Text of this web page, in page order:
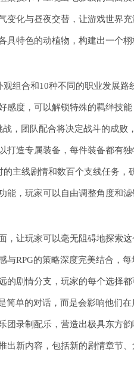
变化与昼夜交替，让游戏世界充
具特色的动植物，构建出一个栩
组合和10种不同的职业发展路
感度，可以解锁特殊的羁绊技能
，团队配合将决定战斗的成败
打造专属装备，每件装备都有独
主线剧情和数百个支线任务，
能，玩家可以自由调整角度和滤
，让玩家可以毫无阻碍地探索这
与RPG的策略深度完美结合，每
的剧情分支，玩家的每个选择都
简单的对话，而是会影响他们在
团录制配乐，营造出极具东方韵
出新内容，包括新的剧情章节、